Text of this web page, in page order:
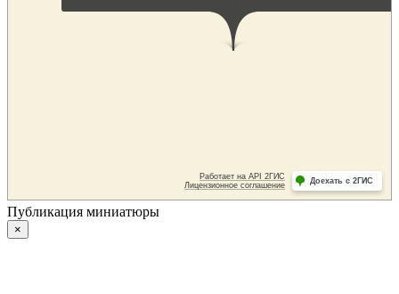
Публикация миниатюры
×